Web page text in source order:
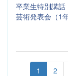
卒業生特別講話
芸術発表会（1年
1 2